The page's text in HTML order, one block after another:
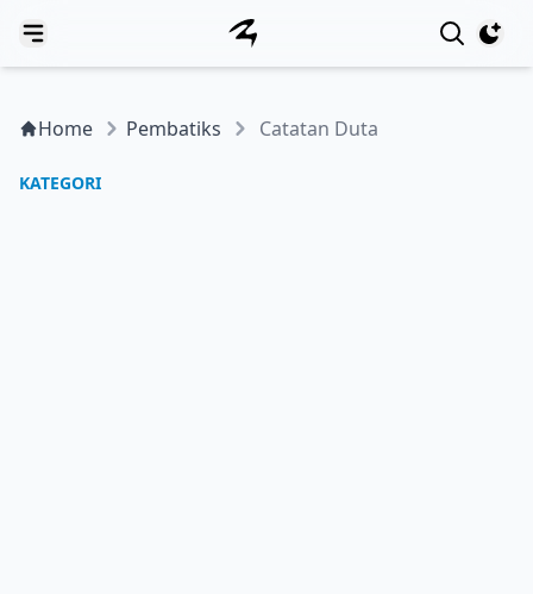
View
Home Pembatiks Catatan Duta
KATEGORI